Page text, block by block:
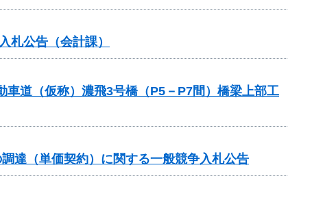
札公告（会計課）
道（仮称）濃飛3号橋（P5－P7間）橋梁上部工
達（単価契約）に関する一般競争入札公告